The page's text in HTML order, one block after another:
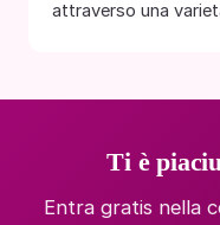
attraverso una
Ti è
Entra gratis nella